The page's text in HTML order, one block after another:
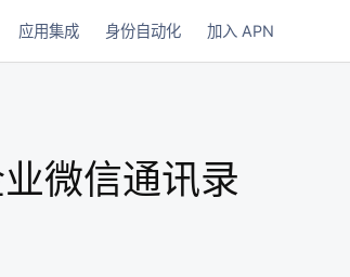
应用集成 身份自动化 加入 APN
微信通讯录